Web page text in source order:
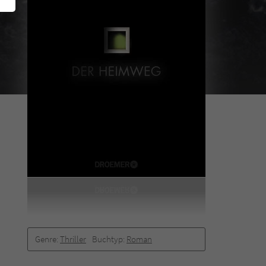
Genre: Thriller Buchtyp: Roman